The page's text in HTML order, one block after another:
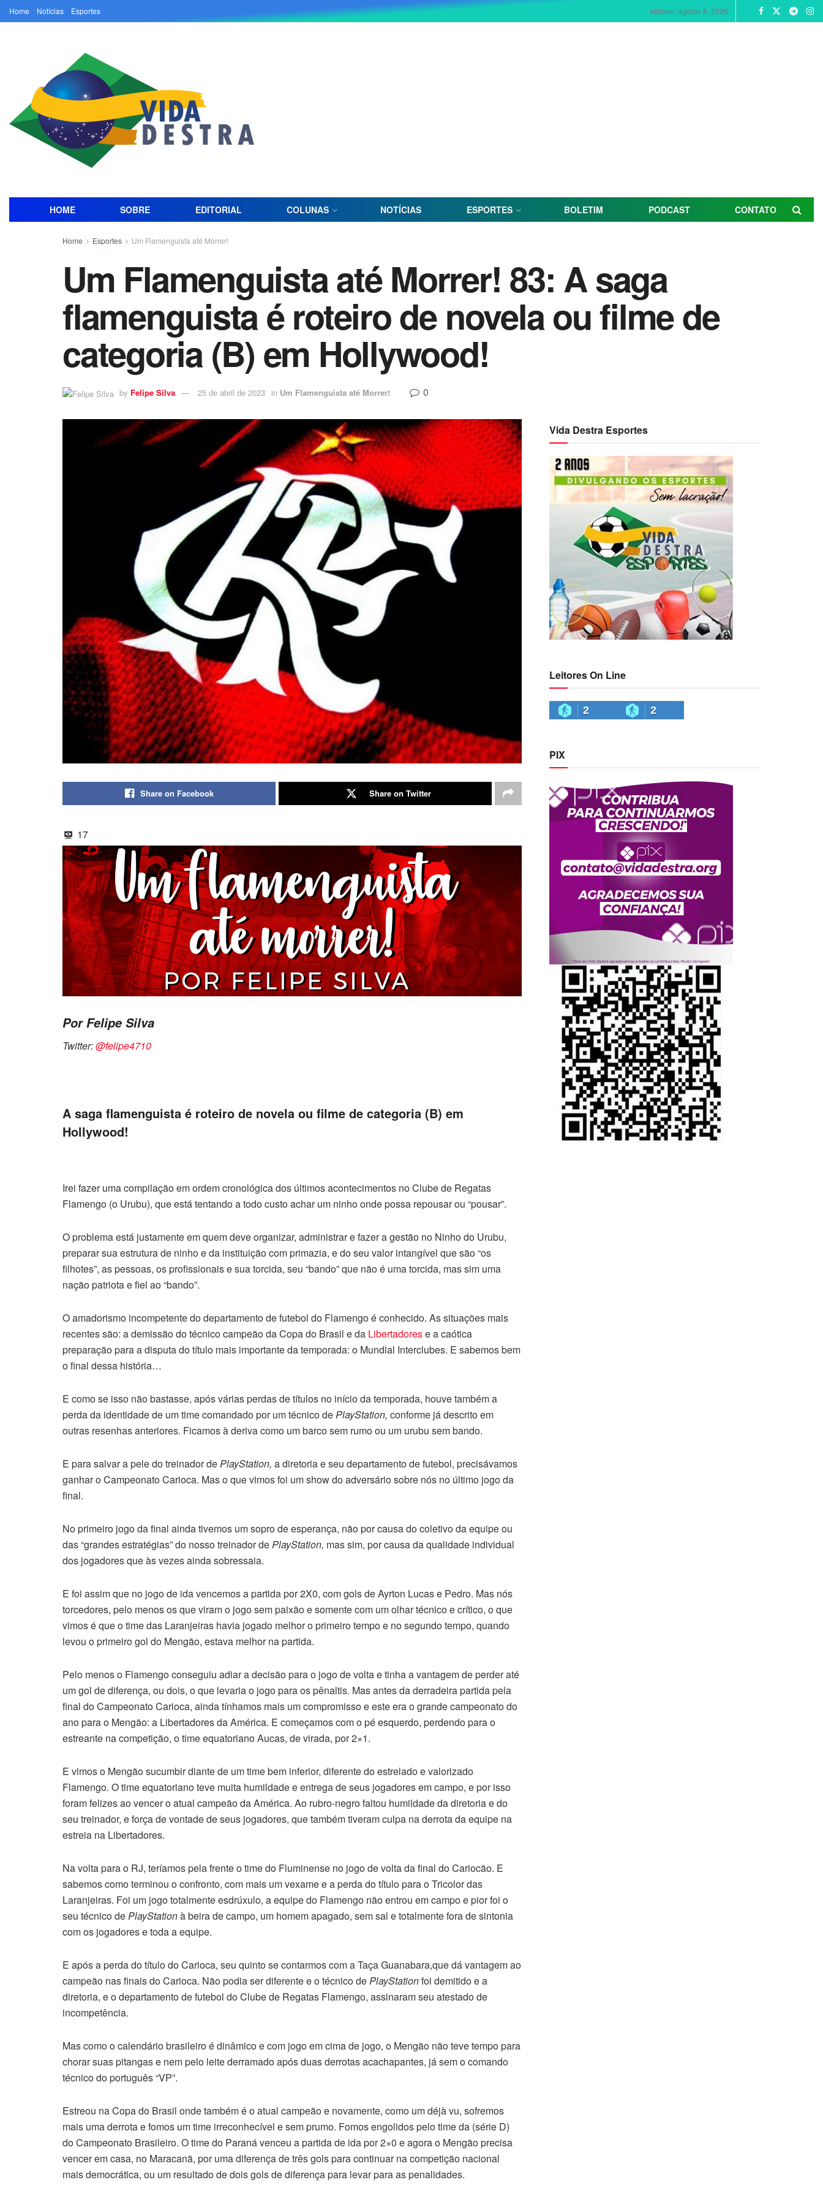
Home Notícias Esportes sábado, agosto 8, 2026
HOME SOBRE EDITORIAL COLUNAS NOTÍCIAS ESPORTES BOLETIM PODCAST CONTATO
Home Esportes Um Flamenguista até Morrer!
Um Flamenguista até Morrer! 83: A saga
flamenguista é roteiro de novela ou filme de
categoria (B) em Hollywood!
by Felipe Silva 25 de abril de 2023 in Um Flamenguista até Morrer! 0
Share on Facebook Share on Twitter
17
Por Felipe Silva
Twitter:@felipe4710
A saga flamenguista é roteiro de novela ou filme de categoria (B) em
Hollywood!
Irei fazer uma compilação em ordem cronológica dos últimos acontecimentos no Clube de Regatas
Flamengo (o Urubu), que está tentando a todo custo achar um ninho onde possa repousar ou “pousar”.
O problema está justamente em quem deve organizar, administrar e fazer a gestão no Ninho do Urubu,
preparar sua estrutura de ninho e da instituição com primazia, e do seu valor intangível que são “os
filhotes”, as pessoas, os profissionais e sua torcida, seu “bando” que não é uma torcida, mas sim uma
nação patriota e fiel ao “bando”.
O amadorismo incompetente do departamento de futebol do Flamengo é conhecido. As situações mais
recentes são: a demissão do técnico campeão da Copa do Brasil e da Libertadorese a caótica
preparação para a disputa do título mais importante da temporada: o Mundial Interclubes. E sabemos bem
o final dessa história…
E como se isso não bastasse, após várias perdas de títulos no início da temporada, houve também a
perda da identidade de um time comandado por um técnico dePlayStation, conforme já descrito em
outras resenhas anteriores. Ficamos à deriva como um barco sem rumo ou um urubu sem bando.
E para salvar a pele do treinador dePlayStation, a diretoria e seu departamento de futebol, precisávamos
ganhar o Campeonato Carioca. Mas o que vimos foi um show do adversário sobre nós no último jogo da
final.
No primeiro jogo da final ainda tivemos um sopro de esperança, não por causa do coletivo da equipe ou
das “grandes estratégias” do nosso treinador dePlayStation, mas sim, por causa da qualidade individual
dos jogadores que às vezes ainda sobressaia.
E foi assim que no jogo de ida vencemos a partida por 2X0, com gols de Ayrton Lucas e Pedro. Mas nós
torcedores, pelo menos os que viram o jogo sem paixão e somente com um olhar técnico e crítico, o que
vimos é que o time das Laranjeiras havia jogado melhor o primeiro tempo e no segundo tempo, quando
levou o primeiro gol do Mengão, estava melhor na partida.
Pelo menos o Flamengo conseguiu adiar a decisão para o jogo de volta e tinha a vantagem de perder até
um gol de diferença, ou dois, o que levaria o jogo para os pênaltis. Mas antes da derradeira partida pela
final do Campeonato Carioca, ainda tínhamos mais um compromisso e este era o grande campeonato do
ano para o Mengão: a Libertadores da América. E começamos com o pé esquerdo, perdendo para o
estreante na competição, o time equatoriano Aucas, de virada, por 2×1.
E vimos o Mengão sucumbir diante de um time bem inferior, diferente do estrelado e valorizado
Flamengo. O time equatoriano teve muita humildade e entrega de seus jogadores em campo, e por isso
foram felizes ao vencer o atual campeão da América. Ao rubro-negro faltou humildade da diretoria e do
seu treinador, e força de vontade de seus jogadores, que também tiveram culpa na derrota da equipe na
estreia na Libertadores.
Na volta para o RJ, teríamos pela frente o time do Fluminense no jogo de volta da final do Cariocão. E
sabemos como terminou o confronto, com mais um vexame e a perda do título para o Tricolor das
Laranjeiras. Foi um jogo totalmente esdrúxulo, a equipe do Flamengo não entrou em campo e pior foi o
seu técnico dePlayStationà beira de campo, um homem apagado, sem sal e totalmente fora de sintonia
com os jogadores e toda a equipe.
E após a perda do título do Carioca, seu quinto se contarmos com a Taça Guanabara,que dá vantagem ao
campeão nas finais do Carioca. Não podia ser diferente e o técnico dePlayStationfoi demitido e a
diretoria, e o departamento de futebol do Clube de Regatas Flamengo, assinaram seu atestado de
incompetência.
Mas como o calendário brasileiro é dinâmico e com jogo em cima de jogo, o Mengão não teve tempo para
chorar suas pitangas e nem pelo leite derramado após duas derrotas acachapantes, já sem o comando
técnico do português “VP”.
Estreou na Copa do Brasil onde também é o atual campeão e novamente, como um déjà vu, sofremos
mais uma derrota e fomos um time irreconhecível e sem prumo. Fomos engolidos pelo time da (série D)
do Campeonato Brasileiro. O time do Paraná venceu a partida de ida por 2×0 e agora o Mengão precisa
vencer em casa, no Maracanã, por uma diferença de três gols para continuar na competição nacional
mais democrática, ou um resultado de dois gols de diferença para levar para as penalidades.
Vida Destra Esportes
Leitores On Line
2 2
PIX